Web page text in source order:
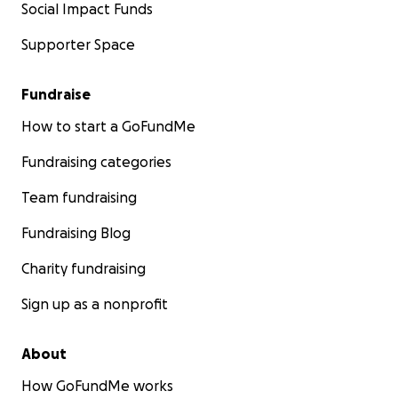
Social Impact Funds
Supporter Space
Fundraise
How to start a GoFundMe
Fundraising categories
Team fundraising
Fundraising Blog
Charity fundraising
Sign up as a nonprofit
About
How GoFundMe works